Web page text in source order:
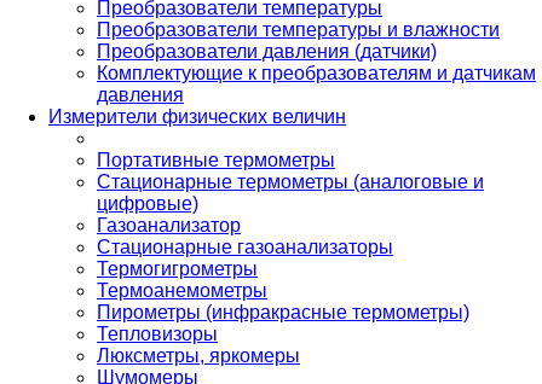
Преобразователи температуры
Преобразователи температуры и влажности
Преобразователи давления (датчики)
Комплектующие к преобразователям и датчикам
давления
Измерители физических величин
Портативные термометры
Стационарные термометры (аналоговые и
цифровые)
Газоанализатор
Стационарные газоанализаторы
Термогигрометры
Термоанемометры
Пирометры (инфракрасные термометры)
Тепловизоры
Люксметры, яркомеры
Шумомеры